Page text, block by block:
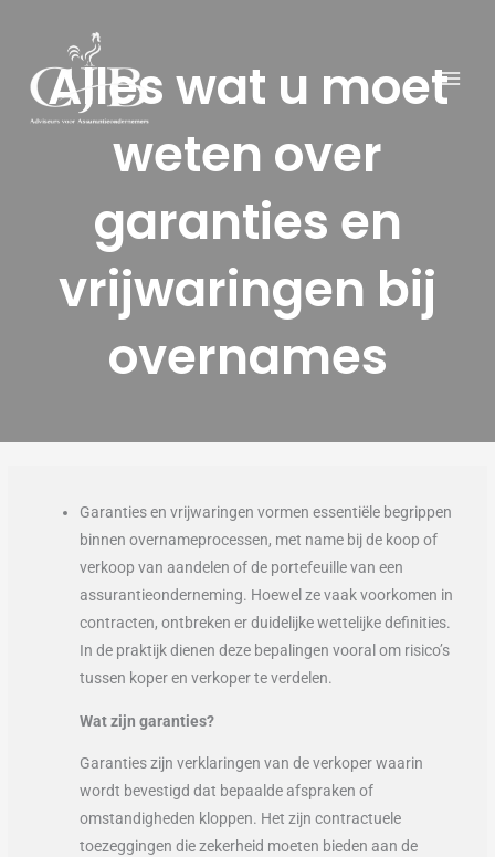
inhoud Alles wat u moet
weten over
garanties en
vrijwaringen bij
overnames
Garanties en vrijwaringen vormen essentiële begrippen
binnen overnameprocessen, met name bij de koop of
verkoop van aandelen of de portefeuille van een
assurantieonderneming. Hoewel ze vaak voorkomen in
contracten, ontbreken er duidelijke wettelijke definities.
In de praktijk dienen deze bepalingen vooral om risico’s
tussen koper en verkoper te verdelen.
Wat zijn garanties?
Garanties zijn verklaringen van de verkoper waarin
wordt bevestigd dat bepaalde afspraken of
omstandigheden kloppen. Het zijn contractuele
toezeggingen die zekerheid moeten bieden aan de